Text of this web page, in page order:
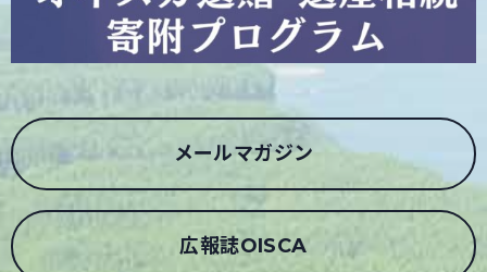
メールマガジン
広報誌OISCA